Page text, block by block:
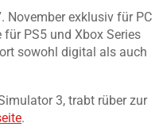
November exklusiv für PC
für PS5 und Xbox Series
sowohl digital als auch
3, trabt rüber zur
.